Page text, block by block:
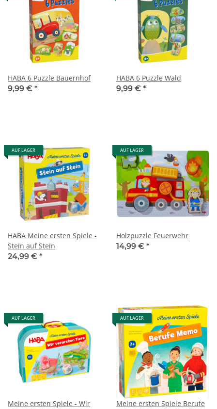
HABA 6 Puzzle Bauernhof
9,99 € *
HABA 6 Puzzle Wald
9,99 € *
AUF LAGER
HABA Meine ersten Spiele -
Stein auf Stein
24,99 € *
AUF LAGER
Holzpuzzle Feuerwehr
14,99 € *
AUF LAGER
Meine ersten Spiele - Wir
AUF LAGER
Meine ersten Spiele Berufe